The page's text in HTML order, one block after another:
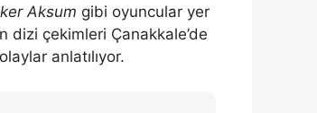
Aksum gibi oyuncular yer
dizi çekimleri Çanakkale’de
anlatılıyor.